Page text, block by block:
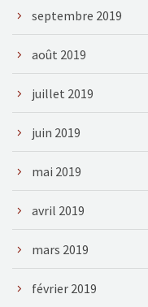
septembre 2019
août 2019
juillet 2019
juin 2019
mai 2019
avril 2019
mars 2019
février 2019